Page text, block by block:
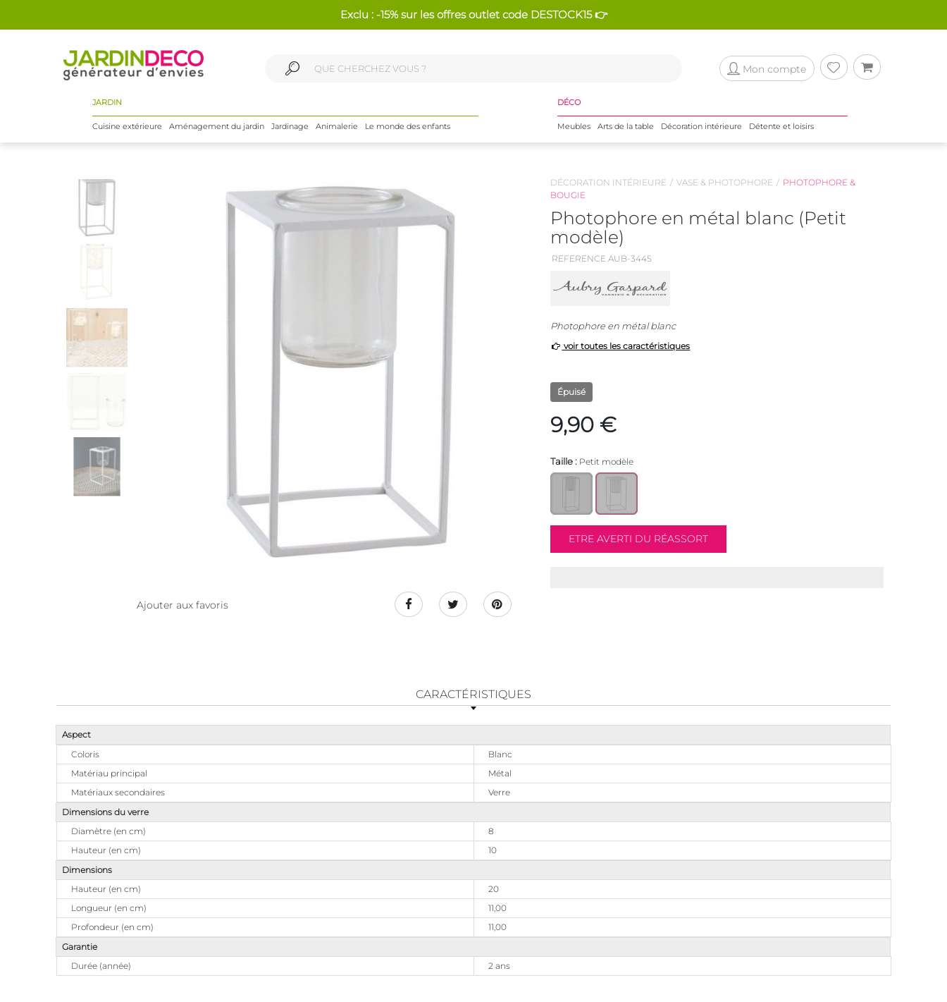
Exclu : -15% sur les offres outlet code DESTOCK15 👉
Mon compte
JARDIN
Cuisine extérieure Aménagement du jardin Jardinage Animalerie Le monde des enfants
DÉCO
Meubles Arts de la table Décoration intérieure Détente et loisirs
Ajouter aux favoris
DÉCORATION INTÉRIEURE VASE & PHOTOPHORE
PHOTOPHORE &
BOUGIE
Photophore en métal blanc (Petit
modèle)
REFERENCE AUB-3445
Photophore en métal blanc
voir toutes les caractéristiques
Épuisé
9,90 €
Taille : Petit modèle
CARACTÉRISTIQUES
Aspect
Coloris
Blanc
Matériau principal
Métal
Matériaux secondaires
Verre
Dimensions du verre
Diamètre (en cm)
8
Hauteur (en cm)
10
Dimensions
Hauteur (en cm)
20
Longueur (en cm)
11,00
Profondeur (en cm)
11,00
Garantie
Durée (année)
2 ans